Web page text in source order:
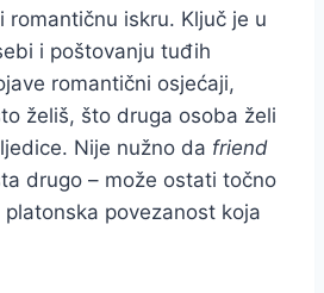
romantičnu iskru. Ključ je u
i poštovanju tuđih
romantični osjećaji,
želiš, što druga osoba želi
Nije nužno da friend
drugo – može ostati točno
povezanost koja